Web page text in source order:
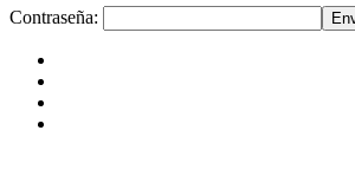
Contraseña: